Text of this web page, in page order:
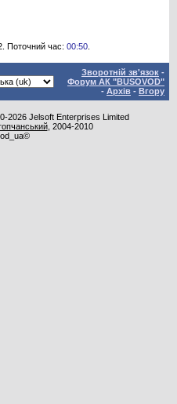
Поточний час: 00:50.
Зворотній зв'язок -
Форум АК "BUSOVOD"
- Архів - Вгору
2026 Jelsoft Enterprises Limited
, 2004-2010